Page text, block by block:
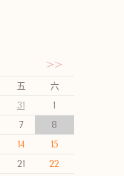
>>
五
六
31
1
7
8
14
15
21
22